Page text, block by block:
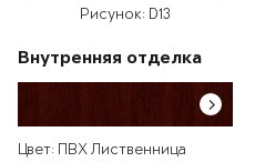
Рисунок: D13
Внутренняя отделка
Цвет: ПВХ Лиственница